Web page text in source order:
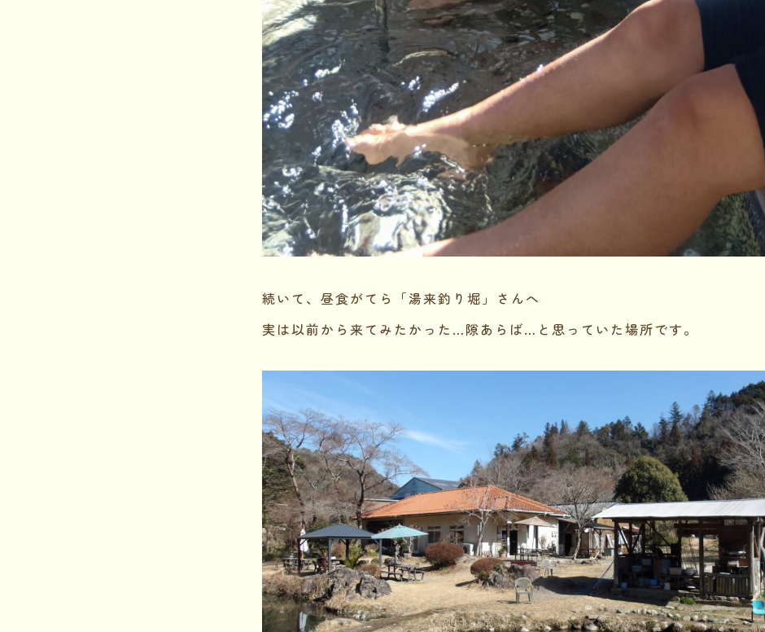
続いて、昼食がてら「湯来釣り堀」さんへ
実は以前から来てみたかった…隙あらば…と思っていた場所です。